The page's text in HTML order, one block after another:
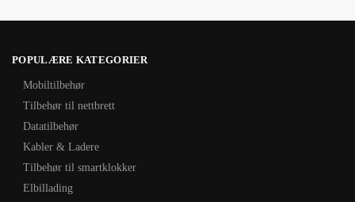
POPULÆRE KATEGORIER
Mobiltilbehør
Tilbehør til nettbrett
Datatilbehør
Kabler & Ladere
Tilbehør til smartklokker
Elbillading